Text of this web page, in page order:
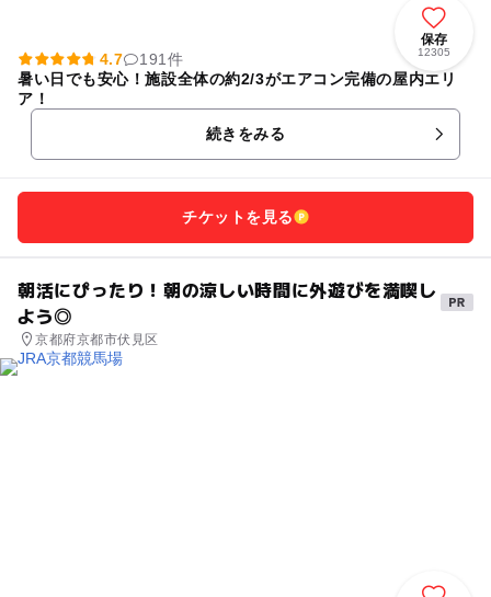
保存
12305
4.7
191件
暑い日でも安心！施設全体の約2/3がエアコン完備の屋内エリ
ア！
続きをみる
チケットを見る
朝活にぴったり！朝の涼しい時間に外遊びを満喫し
よう◎
京都府京都市伏見区